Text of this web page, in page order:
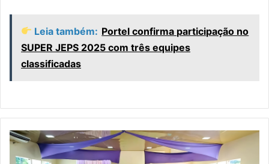
Leia também: Portel confirma participação no
SUPER JEPS 2025 com três equipes
classificadas
P